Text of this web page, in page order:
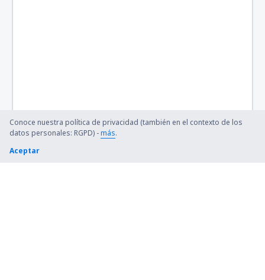
Conoce nuestra política de privacidad (también en el contexto de los
datos personales: RGPD) -más.
Aceptar